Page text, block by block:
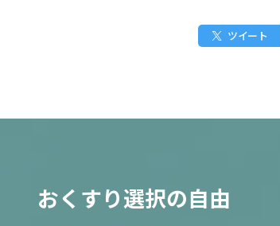
ツイート
おくすり選択の自由